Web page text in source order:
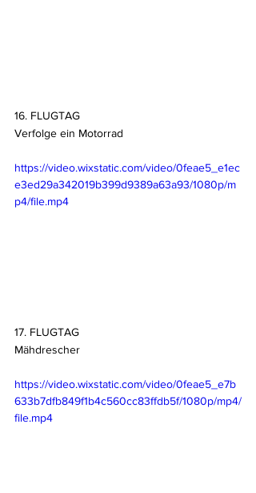
16. FLUGTAG
Verfolge ein Motorrad
https://video.wixstatic.com/video/0feae5_e1ec
e3ed29a342019b399d9389a63a93/1080p/m
p4/file.mp4
17. FLUGTAG
Mähdrescher
https://video.wixstatic.com/video/0feae5_e7b
633b7dfb849f1b4c560cc83ffdb5f/1080p/mp4/
file.mp4